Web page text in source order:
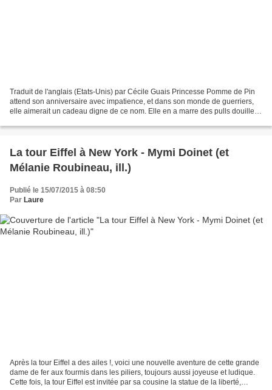
Traduit de l'anglais (Etats-Unis) par Cécile Guais Princesse Pomme de Pin
attend son anniversaire avec impatience, et dans son monde de guerriers,
elle aimerait un cadeau digne de ce nom. Elle en a marre des pulls douillets,
La tour Eiffel à New York - Mymi Doinet (et
Mélanie Roubineau, ill.)
Publié le 15/07/2015 à 08:50
Par Laure
Après la tour Eiffel a des ailes !, voici une nouvelle aventure de cette grande
dame de fer aux fourmis dans les piliers, toujours aussi joyeuse et ludique.
Cette fois, la tour Eiffel est invitée par sa cousine la statue de la liberté,